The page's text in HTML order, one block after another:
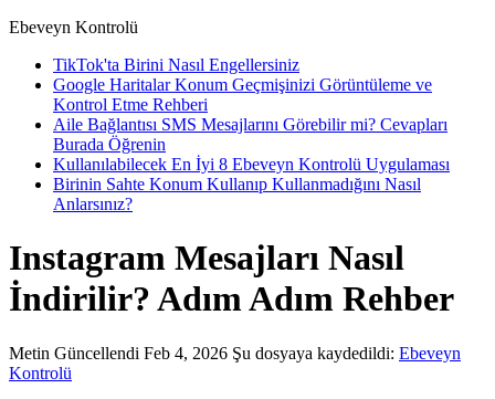
Ebeveyn Kontrolü
TikTok'ta Birini Nasıl Engellersiniz
Google Haritalar Konum Geçmişinizi Görüntüleme ve
Kontrol Etme Rehberi
Aile Bağlantısı SMS Mesajlarını Görebilir mi? Cevapları
Burada Öğrenin
Kullanılabilecek En İyi 8 Ebeveyn Kontrolü Uygulaması
Birinin Sahte Konum Kullanıp Kullanmadığını Nasıl
Anlarsınız?
Instagram Mesajları Nasıl
İndirilir? Adım Adım Rehber
Metin Güncellendi Feb 4, 2026 Şu dosyaya kaydedildi: Ebeveyn
Kontrolü